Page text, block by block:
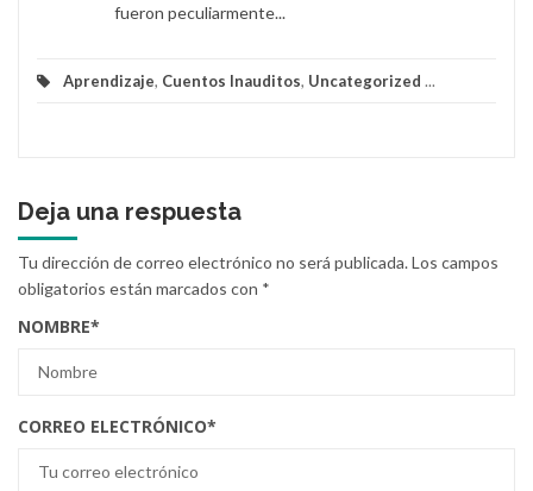
fueron peculiarmente...
Aprendizaje, Cuentos Inauditos, Uncategorized ...
Deja una respuesta
Tu dirección de correo electrónico no será publicada.Los campos
obligatorios están marcados con *
NOMBRE*
CORREO ELECTRÓNICO*